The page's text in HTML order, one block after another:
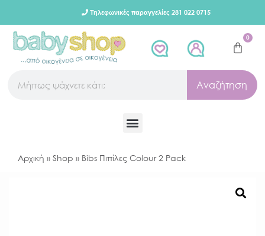
Τηλεφωνικές παραγγελίες 281 022 0715
0
Αναζήτηση
Αρχική » Shop » Bibs Πιπίλες Colour 2 Pack